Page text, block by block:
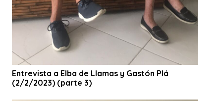
Entrevista a Elba de Llamas y Gastón Plá
(2/2/2023) (parte 3)